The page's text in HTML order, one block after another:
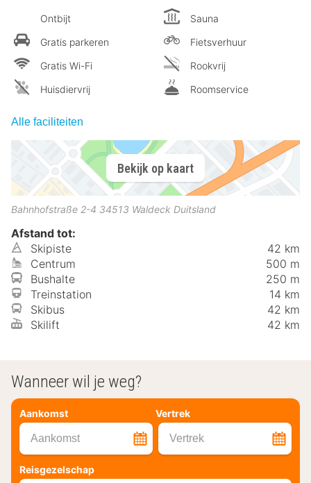
Ontbijt
Gratis parkeren
Gratis Wi-Fi
Huisdiervrij
Sauna
Fietsverhuur
Rookvrij
Roomservice
Alle faciliteiten
Bekijk op kaart
Bahnhofstraße 2-4 34513 Waldeck Duitsland
Afstand tot:
Skipiste
42 km
Centrum
500 m
Bushalte
250 m
Treinstation
14 km
Skibus
42 km
Skilift
42 km
Wanneer wil je weg?
Aankomst Vertrek
Aankomst Vertrek
Reisgezelschap